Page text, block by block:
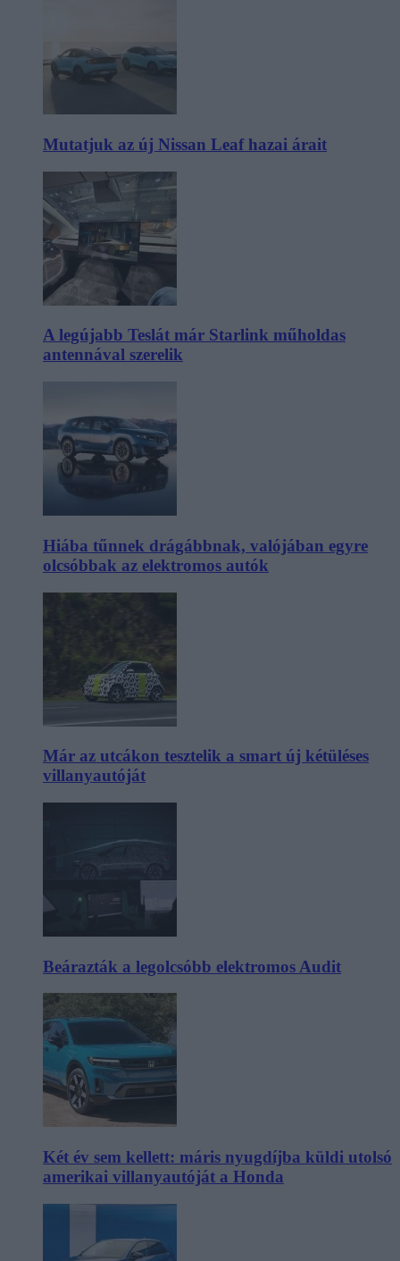
Mutatjuk az új Nissan Leaf hazai árait
A legújabb Teslát már Starlink műholdas
antennával szerelik
Hiába tűnnek drágábbnak, valójában egyre
olcsóbbak az elektromos autók
Már az utcákon tesztelik a smart új kétüléses
villanyautóját
Beárazták a legolcsóbb elektromos Audit
Két év sem kellett: máris nyugdíjba küldi utolsó
amerikai villanyautóját a Honda